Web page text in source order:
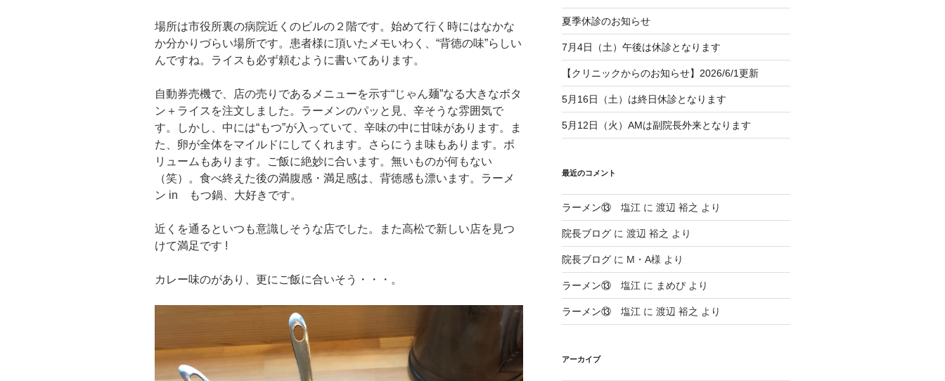
場所は市役所裏の病院近くのビルの２階です。始めて行く時にはなかな
か分かりづらい場所です。患者様に頂いたメモいわく、“背徳の味”らしい
んですね。ライスも必ず頼むように書いてあります。
自動券売機で、店の売りであるメニューを示す“じゃん麺”なる大きなボタ
ン＋ライスを注文しました。ラーメンのパッと見、辛そうな雰囲気で
す。しかし、中には“もつ”が入っていて、辛味の中に甘味があります。ま
た、卵が全体をマイルドにしてくれます。さらにうま味もあります。ボ
リュームもあります。ご飯に絶妙に合います。無いものが何もない
（笑）。食べ終えた後の満腹感・満足感は、背徳感も漂います。ラーメ
ン in もつ鍋、大好きです。
近くを通るといつも意識しそうな店でした。また高松で新しい店を見つ
けて満足です !
カレー味のがあり、更にご飯に合いそう・・・。
夏季休診のお知らせ
7月4日（土）午後は休診となります
【クリニックからのお知らせ】2026/6/1更新
5月16日（土）は終日休診となります
5月12日（火）AMは副院長外来となります
最近のコメント
ラーメン⑬ 塩江に 渡辺 裕之 より
院長ブログに 渡辺 裕之 より
院長ブログに M・A様 より
ラーメン⑬ 塩江に まめぴより
ラーメン⑬ 塩江に 渡辺 裕之 より
アーカイブ